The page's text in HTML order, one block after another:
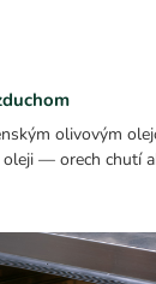
olivovým
— orech chutí